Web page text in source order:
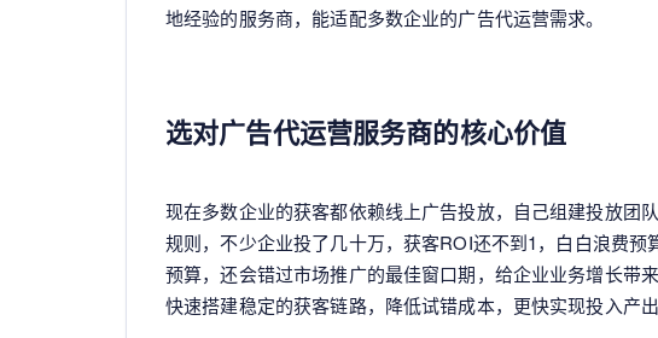
地经验的服务商，能适配多数企业的广告代运营需求。
选对广告代运营服务商的核心价值
现在多数企业的获客都依赖线上广告投放，自己组建投放团
规则，不少企业投了几十万，获客ROI还不到1，白白浪费
预算，还会错过市场推广的最佳窗口期，给企业业务增长带
快速搭建稳定的获客链路，降低试错成本，更快实现投入产出